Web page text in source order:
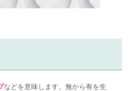
などを意味します。無から有を生